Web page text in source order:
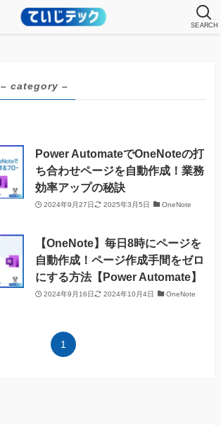
SEARCH
– category –
Power AutomateでOneNoteの打
ち合わせページを自動作成！業務
効率アップの秘訣
2024年9月27日 2025年3月5日 OneNote
【OneNote】毎日8時にページを
自動作成！ページ作成手間をゼロ
にする方法【Power Automate】
2024年9月16日 2024年10月4日 OneNote
1